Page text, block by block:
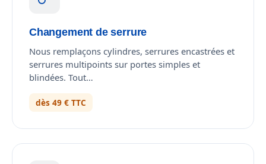
Changement de serrure
Nous remplaçons cylindres, serrures encastrées et
serrures multipoints sur portes simples et
blindées. Tout…
dès 49 € TTC